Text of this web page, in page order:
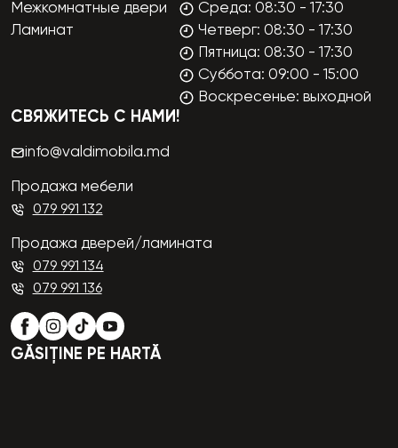
Межкомнатные двери
Ламинат
Среда: 08:30 - 17:30
Четверг: 08:30 - 17:30
Пятница: 08:30 - 17:30
Суббота: 09:00 - 15:00
Воскресенье: выходной
СВЯЖИТЕСЬ С НАМИ!
info@valdimobila.md
Продажа мебели
079 991 132
Продажа дверей/ламината
079 991 134
079 991 136
GĂSIȚINE PE HARTĂ